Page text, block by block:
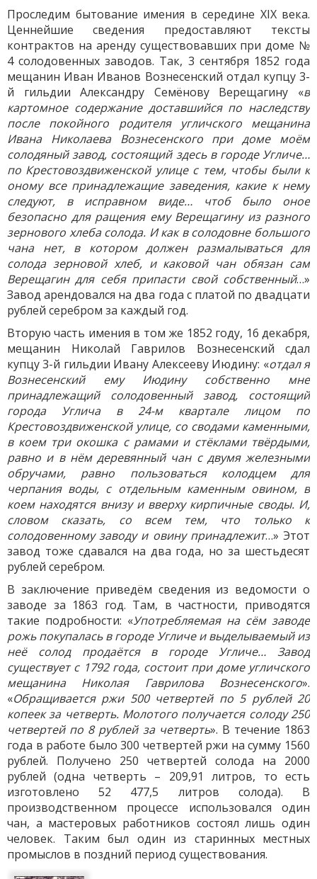
Проследим бытование имения в середине XIX века.
Ценнейшие сведения предоставляют тексты
контрактов на аренду существовавших при доме №
4 солодовенных заводов. Так, 3 сентября 1852 года
мещанин Иван Иванов Вознесенский отдал купцу 3-
й гильдии Александру Семёнову Верещагину «в
картомное содержание доставшийся по наследству
после покойного родителя угличского мещанина
Ивана Николаева Вознесенского при доме моём
солодяный завод, состоящий здесь в городе Угличе…
по Крестовоздвиженской улице с тем, чтобы были к
оному все принадлежащие заведения, какие к нему
следуют, в исправном виде… чтоб было оное
безопасно для ращения ему Верещагину из разного
зернового хлеба солода. И как в солодовне большого
чана нет, в котором должен размалываться для
солода зерновой хлеб, и каковой чан обязан сам
Верещагин для себя припасти свой собственный…»
Завод арендовался на два года с платой по двадцати
рублей серебром за каждый год.
Вторую часть имения в том же 1852 году, 16 декабря,
мещанин Николай Гаврилов Вознесенский сдал
купцу 3-й гильдии Ивану Алексееву Июдину: «отдал я
Вознесенский ему Июдину собственно мне
принадлежащий солодовенный завод, состоящий
города Углича в 24-м квартале лицом по
Крестовоздвиженской улице, со сводами каменными,
в коем три окошка с рамами и стёклами твёрдыми,
равно и в нём деревянный чан с двумя железными
обручами, равно пользоваться колодцем для
черпания воды, с отдельным каменным овином, в
коем находятся внизу и вверху кирпичные своды. И,
словом сказать, со всем тем, что только к
солодовенному заводу и овину принадлежит…» Этот
завод тоже сдавался на два года, но за шестьдесят
рублей серебром.
В заключение приведём сведения из ведомости о
заводе за 1863 год. Там, в частности, приводятся
такие подробности: «Употребляемая на сём заводе
рожь покупалась в городе Угличе и выделываемый из
неё солод продаётся в городе Угличе… Завод
существует с 1792 года, состоит при доме угличского
мещанина Николая Гаврилова Вознесенского».
«Обращивается ржи 500 четвертей по 5 рублей 20
копеек за четверть. Молотого получается солоду 250
четвертей по 8 рублей за четверть». В течение 1863
года в работе было 300 четвертей ржи на сумму 1560
рублей. Получено 250 четвертей солода на 2000
рублей (одна четверть – 209,91 литров, то есть
изготовлено 52 477,5 литров солода). В
производственном процессе использовался один
чан, а мастеровых работников состоял лишь один
человек. Таким был один из старинных местных
промыслов в поздний период существования.